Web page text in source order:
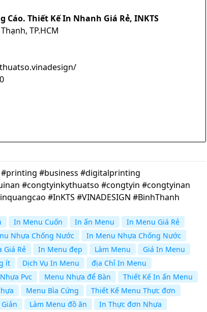
Cáo. Thiết Kế In Nhanh Giá Rẻ, INKTS
TP.HCM
#business #digitalprinting
#congtyinkythuatso #congtyin #congtyinan
#InKTS #VINADESIGN #BinhThanh
In Menu Cuốn In ấn Menu
In Menu Giá Rẻ
Nhựa Chống Nước
In Menu Nhựa Chống Nước
Giá Rẻ In Menu đẹp Làm Menu
Giá In Menu
ít Dịch Vụ In Menu
địa Chỉ In Menu
Pvc Menu Nhựa để Bàn
Thiết Kế In ấn Menu
Menu Bìa Cứng
Thiết Kế Menu Thực đơn
Làm Menu đồ ăn
In Thực đơn Nhựa